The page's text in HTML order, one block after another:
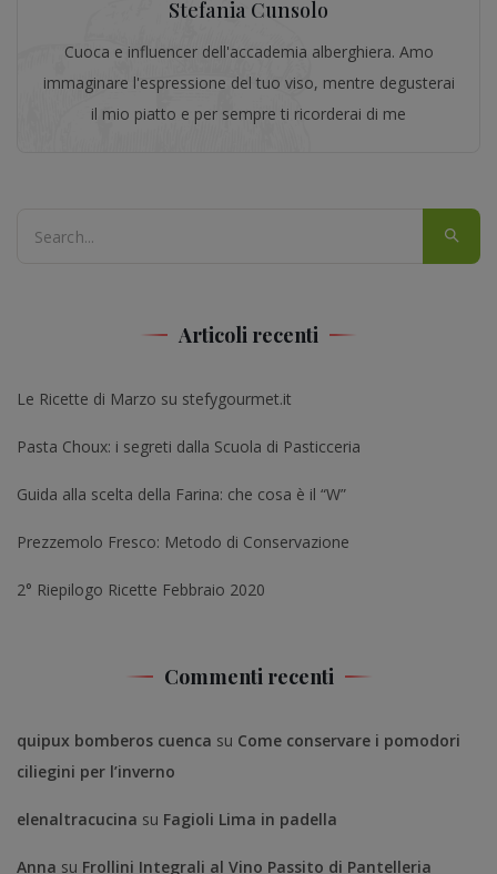
Stefania Cunsolo
Cuoca e influencer dell'accademia alberghiera. Amo
immaginare l'espressione del tuo viso, mentre degusterai
il mio piatto e per sempre ti ricorderai di me
Articoli recenti
Le Ricette di Marzo su stefygourmet.it
Pasta Choux: i segreti dalla Scuola di Pasticceria
Guida alla scelta della Farina: che cosa è il “W”
Prezzemolo Fresco: Metodo di Conservazione
2° Riepilogo Ricette Febbraio 2020
Commenti recenti
quipux bomberos cuenca su Come conservare i pomodori
ciliegini per l’inverno
elenaltracucina su Fagioli Lima in padella
Anna su Frollini Integrali al Vino Passito di Pantelleria